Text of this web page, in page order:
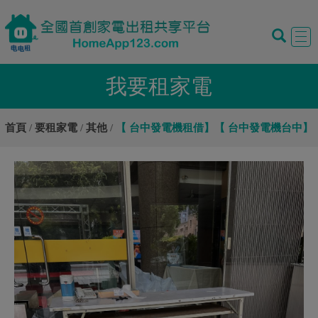
我要租家電
首頁 要租家電 其他 【 台中發電機租借】【 台中發電機台中】